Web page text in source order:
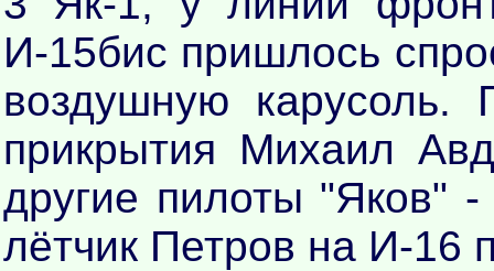
И-15бис пришлось
воздушную карусоль.
прикрытия Михаил
другие пилоты "Яков"
лётчик Петров на И-16